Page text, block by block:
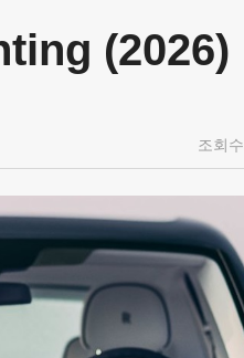
(2026)
조회수